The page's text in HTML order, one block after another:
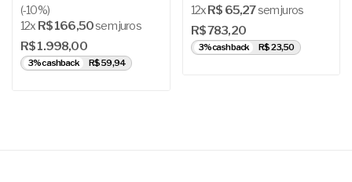
(-10%)
12x R$ 166,50sem juros
R$ 1.998,00
3% cashback R$ 59,94
12xR$ 65,27sem juros
R$ 783,20
3% cashback R$ 23,50